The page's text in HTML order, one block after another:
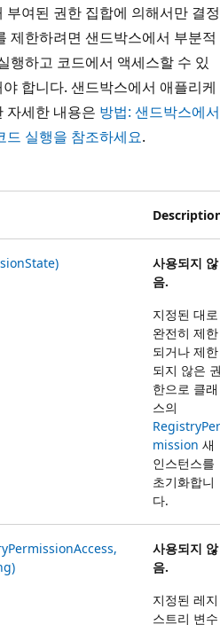
여된 권한 집합에 의해서만 결정
제한하려면 샌드박스에서 부분적
행하고 코드에서 액세스할 수 있
합니다. 샌드박스에서 애플리케
자세한 내용은 방법: 샌드박스에서
드 실행을 참조하세요.
사용되지 않
음.
지정된 대로
완전히 제한
되거나 제한
되지 않은
한으로 클래
스의
RegistryPer
mission 새
인스턴스를
초기화합니
다.
사용되지 않
음.
지정된 레지
스트리 변수